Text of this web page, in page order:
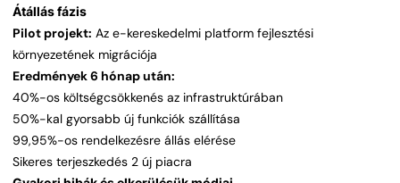
Átállás fázis
Pilot projekt: Az e-kereskedelmi platform fejlesztési
környezetének migrációja
Eredmények 6 hónap után:
40%-os költségcsökkenés az infrastruktúrában
50%-kal gyorsabb új funkciók szállítása
99,95%-os rendelkezésre állás elérése
Sikeres terjeszkedés 2 új piacra